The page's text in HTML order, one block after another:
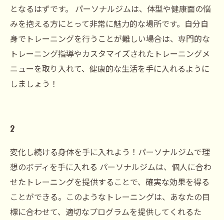
となるはずです。 パーソナルジムは、体型や健康面の悩
みを抱える方にとって非常に魅力的な場所です。自分自
身でトレーニングを行うことが難しい場合は、専門的な
トレーニング指導やカスタマイズされたトレーニングメ
ニューを取り入れて、健康的な生活を手に入れるように
しましょう！
2
変化し続ける身体を手に入れよう！パーソナルジムで理
想のボディを手に入れる パーソナルジムは、個人に合わ
せたトレーニングを提供することで、確実な効果を得る
ことができる。このようなトレーニングは、あなたの目
標に合わせて、適切なプログラムを提供してくれるた